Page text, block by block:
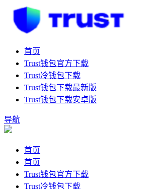
首页
Trust钱包官方下载
Trust冷钱包下载
Trust钱包下载最新版
Trust钱包下载安卓版
导航
首页
首页
Trust钱包官方下载
Trust冷钱包下载